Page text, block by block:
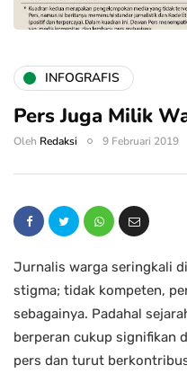
INFOGRAFIS
Pers Juga Milik
Oleh Redaksi 9 Februari 2019
Jurnalis warga seringkali
stigma; tidak kompeten,
sebagainya. Padahal
berperan cukup signifikan
pers dan turut